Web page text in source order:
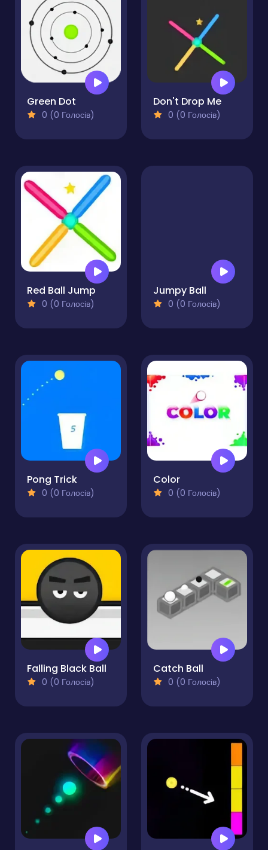
Green Dot
0 (0 Голосів)
Don't Drop Me
0 (0 Голосів)
Red Ball Jump
0 (0 Голосів)
Jumpy Ball
0 (0 Голосів)
Pong Trick
0 (0 Голосів)
Color
0 (0 Голосів)
Falling Black Ball
0 (0 Голосів)
Catch Ball
0 (0 Голосів)